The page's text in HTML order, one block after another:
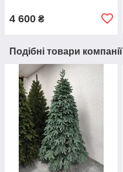
4 600 ₴
Подібні товари компанії